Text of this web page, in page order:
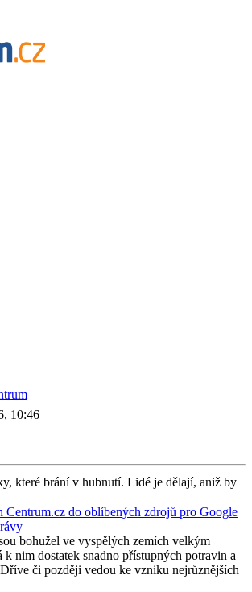
10:46
které brání v hubnutí. Lidé je dělají, aniž by
Centrum.cz do oblíbených zdrojů pro Google
bohužel ve vyspělých zemích velkým
k nim dostatek snadno přístupných potravin a
či později vedou ke vzniku nejrůznějších